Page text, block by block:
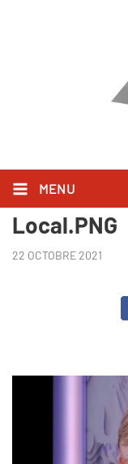
MENU
Philippe
Local.PNG
22 OCTOBRE 2021